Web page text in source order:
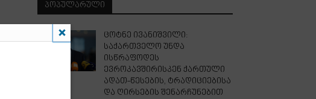
ᲞᲝᲞᲣᲚᲐᲠᲣᲚᲘ
ცოტნე ივანიშვილი:
საქართველო უნდა
ისწრაფოდეს
ევროკავშირისკენ ქართული
ადათ-წესების, ტრადიციებისა
და ღირსების შენარჩუნებით